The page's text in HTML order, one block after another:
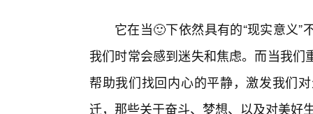
它在当🙂下依然具有的“现实意义
我们时常会感到迷失和焦虑。而当我
帮助我们找回内心的平静，激发我们
迁，那些关于奋斗、梦想、以及对美好